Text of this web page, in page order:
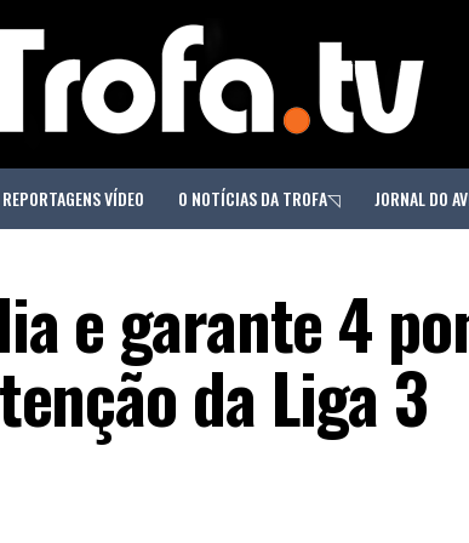
REPORTAGENS VÍDEO O NOTÍCIAS DA TROFA◹ JORNAL DO
e garante 4
da Liga 3